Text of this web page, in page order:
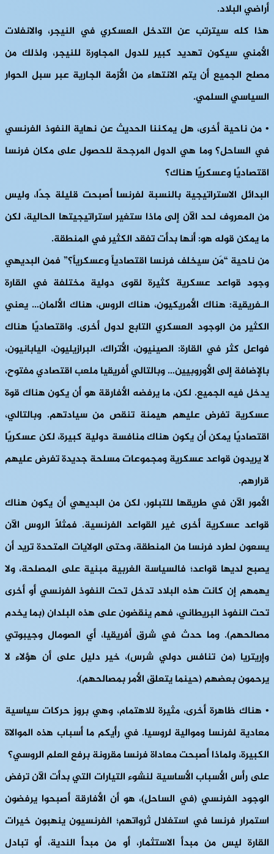
أراضي البلاد.
هذا كله سيترتب عن التدخل العسكري في النيجر، والانفلات
الأمني سيكون تهديد كبير للدول المجاورة للنيجر، ولذلك من
مصلح الجميع أن يتم الانتهاء من الأزمة الجارية عبر سبل الحوار
السياسي السلمي.
• من ناحية أخرى، هل يمكننا الحديث عن نهاية النفوذ الفرنسي
في الساحل؟ وما هي الدول المرجحة للحصول على مكان فرنسا
اقتصاديًا وعسكريًا هناك؟
البدائل الاستراتيجية بالنسبة لفرنسا أصبحت قليلة جدًا، وليس
من المعروف لحد الآن إلى ماذا ستغير استراتيجيتها الحالية، لكن
ما يمكن قوله هو: أنها بدأت تفقد الكثير في المنطقة.
من ناحية “مَن سيخلف فرنسا اقتصادياً وعسكرياً؟” فمن البديهي
وجود قواعد عسكرية كثيرة لقوى دولية مختلفة في القارة
الـفريقية: هناك الأمريكيون، هناك الروس، هناك الألمان… يعني
الكثير من الوجود العسكري التابع لدول أخرى. واقتصاديًا هناك
فواعل كثر في القارة: الصينيون، الأتراك، البرازيليون، اليابانيون،
بالإضافة إلى الأوروبيين… وبالتالي أفريقيا ملعب اقتصادي مفتوح،
يدخل فيه الجميع. لكن، ما يرفضه الأفارقة هو أن يكون هناك قوة
عسكرية تفرض عليهم هيمنة تنقص من سيادتهم. وبالتالي،
اقتصاديًا يمكن أن يكون هناك منافسة دولية كبيرة، لكن عسكريًا
لا يريدون قواعد عسكرية ومجموعات مسلحة جديدة تفرض عليهم
قرارهم.
الأمور الآن في طريقها للتبلور، لكن من البديهي أن يكون هناك
قواعد عسكرية أخرى غير القواعد الفرنسية. فمثلًا الروس الآن
يسعون لطرد فرنسا من المنطقة، وحتى الولايات المتحدة تريد أن
يصبح لديها قواعد؛ فالسياسة الغربية مبنية على المصلحة، ولا
يهمهم إن كانت هذه البلاد تدخل تحت النفوذ الفرنسي أو أخرى
تحت النفوذ البريطاني، فهم ينقضون على هذه البلدان (بما يخدم
مصالحهم). وما حدث في شرق أفريقيا، أي الصومال وجيبوتي
وإريتريا (من تنافس دولي شرس)، خير دليل على أن هؤلاء لا
يرحمون بعضهم (حينما يتعلق الأمر بمصالحهم).
• هناك ظاهرة أخرى، مثيرة للاهتمام، وهي بروز حركات سياسية
معادية لفرنسا وموالية لروسيا. في رأيكم ما أسباب هذه الموالاة
الكبيرة، ولماذا أصبحت معاداة فرنسا مقرونة برفع العلم الروسي؟
على رأس الأسباب الأساسية لنشوء التيارات التي بدأت الآن ترفض
الوجود الفرنسي (في الساحل)، هو أن الأفارقة أصبحوا يرفضون
استمرار فرنسا في استغلال ثرواتهم؛ الفرنسيون ينهبون خيرات
القارة ليس من مبدأ الاستثمار، أو من مبدأ الندية، أو تبادل